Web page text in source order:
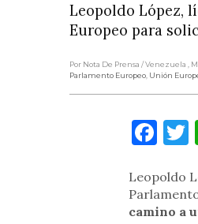
Leopoldo López,
Europeo para
Por Nota De Prensa / Venezuela ,
Parlamento Europeo, Unión
Leopoldo
camino a